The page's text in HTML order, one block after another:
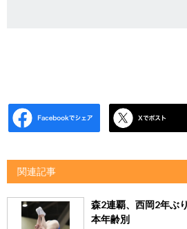
関連記事
森2連覇、西岡2年ぶ
本年齢別